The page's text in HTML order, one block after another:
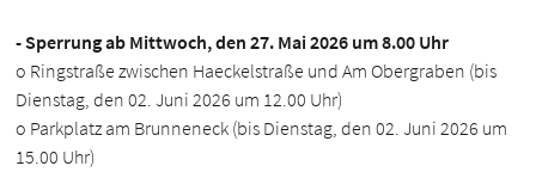
- Sperrung ab Mittwoch, den 27. Mai 2026 um 8.00 Uhr
o Ringstraße zwischen Haeckelstraße und Am Obergraben (bis
Dienstag, den 02. Juni 2026 um 12.00 Uhr)
o Parkplatz am Brunneneck (bis Dienstag, den 02. Juni 2026 um
15.00 Uhr)